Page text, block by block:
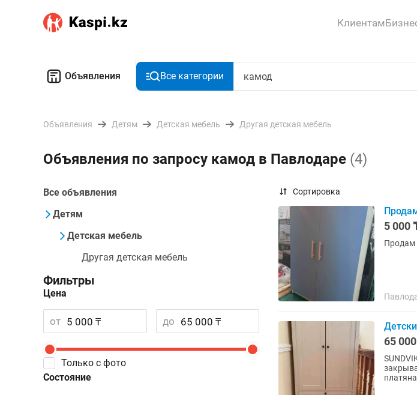
Клиентам
Объявления Все категории
Объявления Детям Детская мебель Другая детская мебель
Объявления по запросу камод в Павлодаре (4)
Все объявления
Детям
Детская мебель
Другая детская мебель
Фильтры
Цена
от до
Состояние
Только с фото
Сортировка
5 000
Продам
65
SUNDVIK